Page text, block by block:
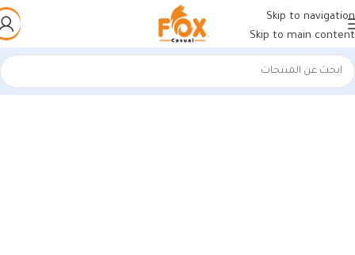
Skip to navigation
Skip to main content
الرئيسية/أحذية رجالي/كوتشي رجالي